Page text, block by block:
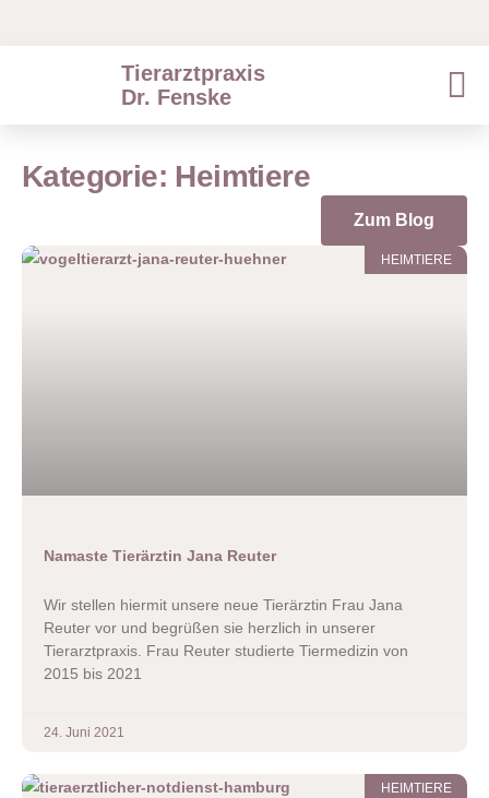
Tierarztpraxis
Dr. Fenske
Kategorie: Heimtiere
Zum Blog
HEIMTIERE
Namaste Tierärztin Jana Reuter
Wir stellen hiermit unsere neue Tierärztin Frau Jana
Reuter vor und begrüßen sie herzlich in unserer
Tierarztpraxis. Frau Reuter studierte Tiermedizin von
2015 bis 2021
24. Juni 2021
HEIMTIERE